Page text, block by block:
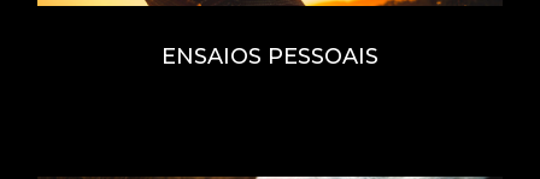
ENSAIOS PESSOAIS